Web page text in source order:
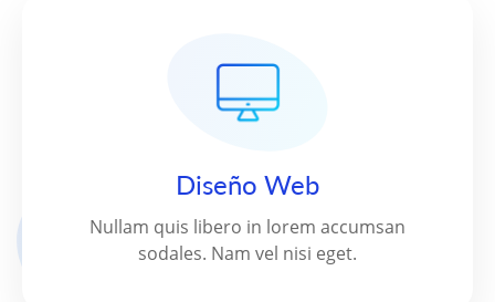
Diseño Web
Nullam quis libero in lorem accumsan
sodales. Nam vel nisi eget.